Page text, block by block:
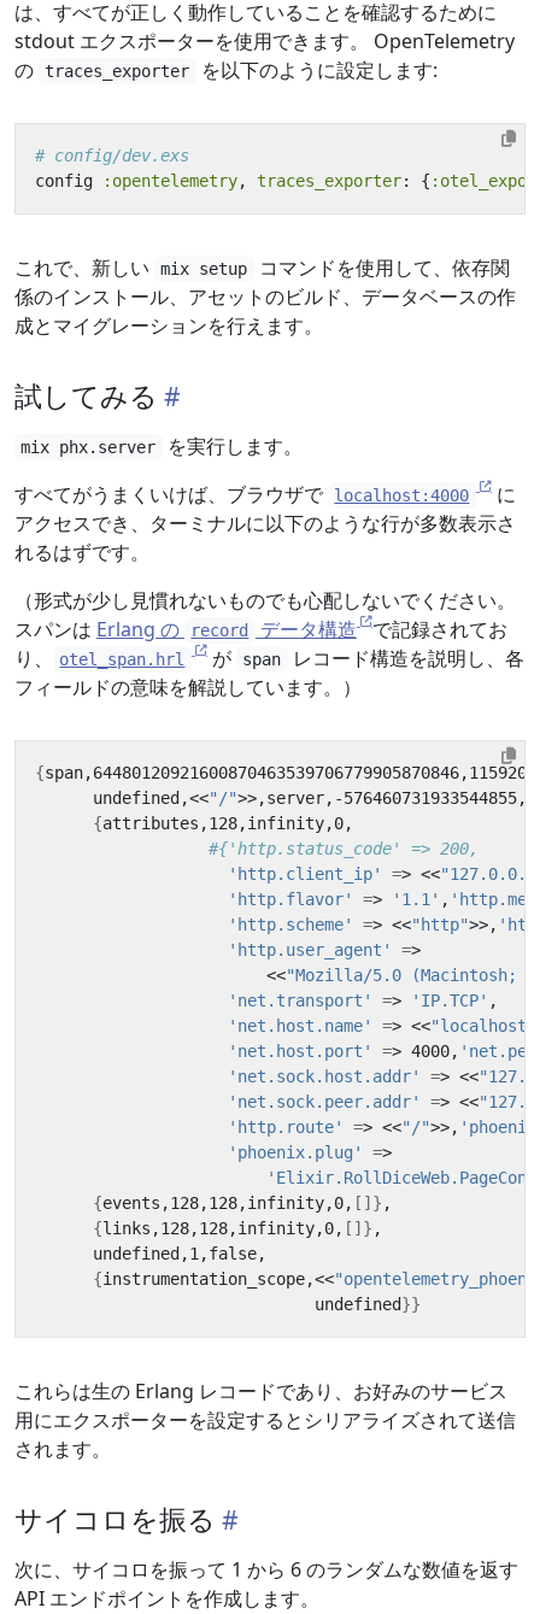
は、すべてが正しく動作していることを確認するために
stdout エクスポーターを使用できます。 OpenTelemetry
の traces_exporter を以下のように設定します:
# config/dev.exs
config
:opentelemetry, traces_exporter: {
これで、新しい mix setup
コマンドを使用して、依存関
係のインストール、アセットのビルド、データベースの作
成とマイグレーションを行えます。
試してみる
mix phx.server
を実行します。
すべてがうまくいけば、ブラウザで
localhost:4000
に
アクセスでき、ターミナルに以下のような行が多数表示さ
れるはずです。
（形式が少し見慣れないものでも心配しないでください。
スパンは Erlang の record データ構造
で記録されてお
り、
otel_span.hrl が span
レコード構造を説明し、各
フィールドの意味を解説しています。）
{
      undefined,<<
"/"
{
#{'http.status_code' => 200,
'http.client_ip'
=> <<
'http.flavor'
=> '1.1' ,
'http.scheme'
=> <<"http">>,
'http.user_agent'
=
                        <<
"Mozilla/5.0 (Macintosh;
'net.transport'
=> 'IP.TCP'
'net.host.name'
=> <<"localhost"
'net.host.port'
=> 4000,
'net.sock.host.addr'
=> <<
'net.sock.peer.addr'
=> <<
'http.route'
=> <<"/">>,
'phoenix.plug'
=
{events,128,128,infinity,0, []}
{links,128,128,infinity,0, []}
{instrumentation_scope,<<
                             undefined
}}
これらは生の Erlang レコードであり、お好みのサービス
用にエクスポーターを設定するとシリアライズされて送信
されます。
サイコロを振る
次に、サイコロを振って 1 から 6 のランダムな数値を返す
API エンドポイントを作成します。